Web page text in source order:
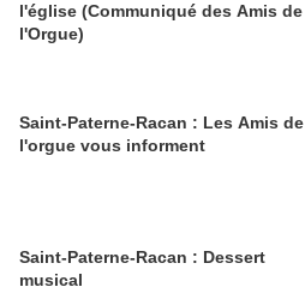
l'église (Communiqué des Amis de
l'Orgue)
Saint-Paterne-Racan : Les Amis de
l'orgue vous informent
Saint-Paterne-Racan : Dessert
musical